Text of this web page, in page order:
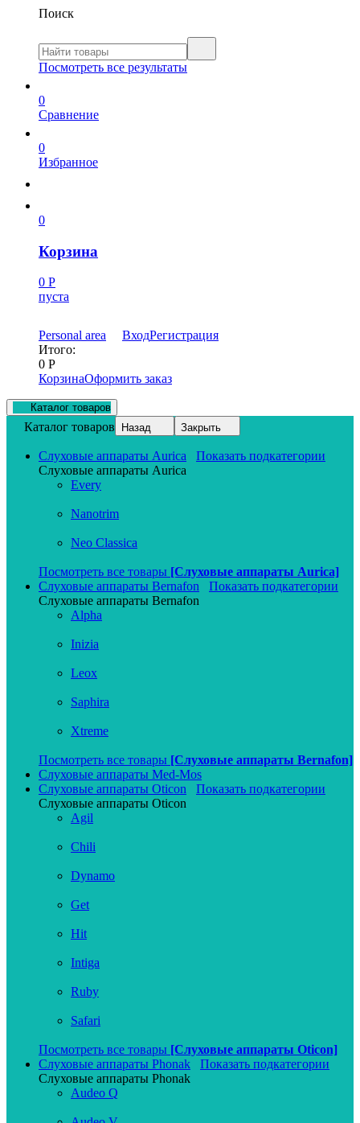
Поиск
Посмотреть все результаты
0
Сравнение
0
Избранное
0
Корзина
0 Р
пуста
Personal area ВходРегистрация
Итого:
0 Р
КорзинаОформить заказ
Каталог товаров
Каталог товаров Назад Закрыть
Слуховые аппараты Aurica
Показать подкатегории
Слуховые аппараты Aurica
Every
Nanotrim
Neo Classica
Посмотреть все товары [Слуховые аппараты Aurica]
Слуховые аппараты Bernafon
Показать подкатегории
Слуховые аппараты Bernafon
Alpha
Inizia
Leox
Saphira
Xtreme
Посмотреть все товары [Слуховые аппараты Bernafon]
Слуховые аппараты Med-Mos
Слуховые аппараты Oticon
Показать подкатегории
Слуховые аппараты Oticon
Agil
Chili
Dynamo
Get
Hit
Intiga
Ruby
Safari
Посмотреть все товары [Слуховые аппараты Oticon]
Слуховые аппараты Phonak
Показать подкатегории
Слуховые аппараты Phonak
Audeo Q